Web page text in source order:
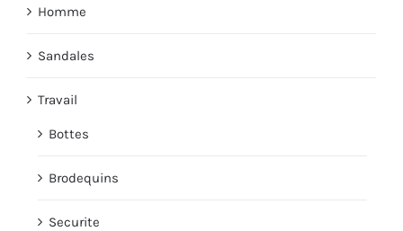
Homme
Sandales
Travail
Bottes
Brodequins
Securite